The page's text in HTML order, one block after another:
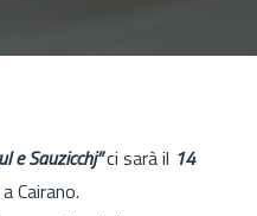
e Sauzicchj”ci sarà il 14
Cairano.